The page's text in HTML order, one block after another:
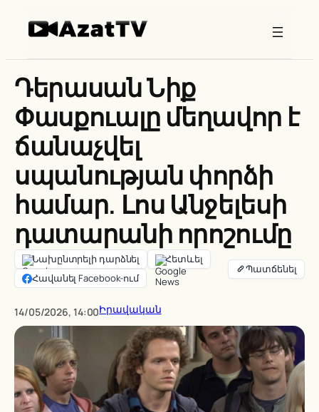
Դերասան Նիք
Փասքուալը մեղավոր է
ճանաչվել
սպանության փորձի
համար. Լոս Անջելեսի
դատարանի որոշումը
Նախընտրելի դարձնել
Հետևել
Հավանել Facebook-ում
14/05/2026, 14:00Իրավական